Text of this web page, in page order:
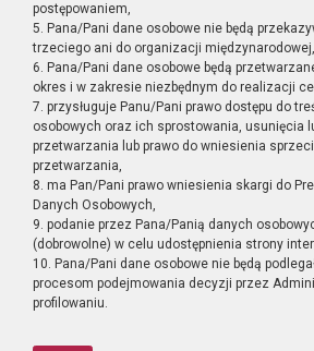
postępowaniem,
5. Pana/Pani dane osobowe nie będą
trzeciego ani do organizacji międzynarodowej,
6. Pana/Pani dane osobowe będą
okres i w zakresie niezbędnym do realizacji
7. przysługuje Panu/Pani prawo dostępu do
osobowych oraz ich sprostowania, usunięcia
przetwarzania lub prawo do wniesienia
przetwarzania,
8. ma Pan/Pani prawo wniesienia skargi do
Danych Osobowych,
9. podanie przez Pana/Panią danych
(dobrowolne) w celu udostępnienia strony
10. Pana/Pani dane osobowe nie będą
procesom podejmowania decyzji przez
profilowaniu.